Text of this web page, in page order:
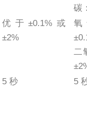
碳
优于±0.1%或
±2%
氧
二
5 秒 5